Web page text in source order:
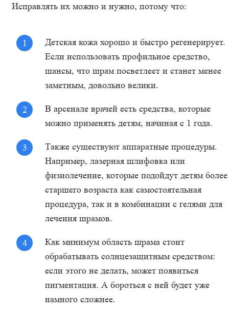
Исправлять их можно и нужно, потому что:
Детская кожа хорошо и быстро регенерирует.
Если использовать профильное средство,
шансы, что шрам посветлеет и станет менее
заметным, довольно велики.
В арсенале врачей есть средства, которые
можно применять детям, начиная с 1 года.
Также существуют аппаратные процедуры.
Например, лазерная шлифовка или
физиолечение, которые подойдут детям более
старшего возраста как самостоятельная
процедура, так и в комбинации с гелями для
лечения шрамов.
Как минимум область шрама стоит
обрабатывать солнцезащитным средством:
если этого не делать, может появиться
пигментация. А бороться с ней будет уже
намного сложнее.